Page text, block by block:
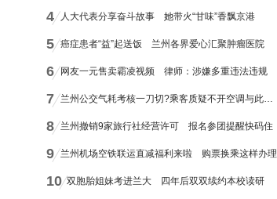
4 人大代表分享奋斗故事 她带火“甘味”香飘京港
5 癌症患者“益”起送饭 兰州各界爱心汇聚肿瘤医院
6 网友一元售卖霸凌视频 律师：涉嫌多重违法违规
7 兰州公交气耗考核一刀切?乘客质疑不开空调与此有关
8 兰州撤销9家旅行社经营许可 报名参团提醒快码住
9 兰州机场空铁联运直减福利来啦 购票换乘这样办理
10 双胞胎姐妹考进兰大 四年后双双续约本校读研